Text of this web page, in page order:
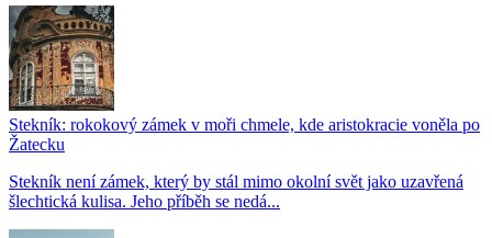
Stekník: rokokový zámek v moři chmele, kde aristokracie voněla po
Žatecku
Stekník není zámek, který by stál mimo okolní svět jako uzavřená
šlechtická kulisa. Jeho příběh se nedá...